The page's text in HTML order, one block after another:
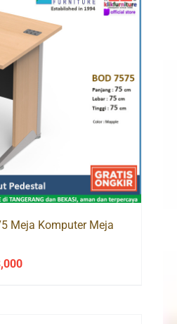
Meja Komputer Meja
Current